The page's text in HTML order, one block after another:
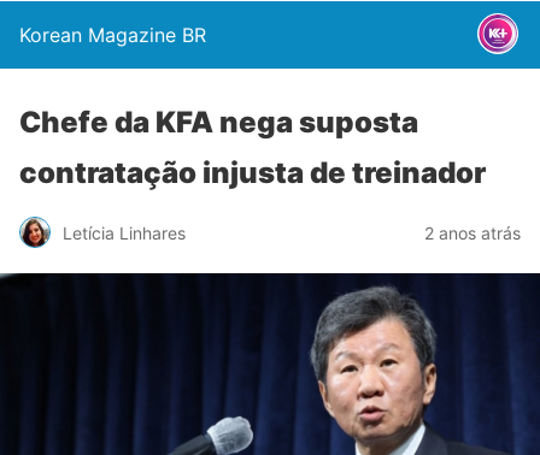
Korean Magazine BR
Chefe da KFA nega suposta
contratação injusta de treinador
Letícia Linhares 2 anos atrás